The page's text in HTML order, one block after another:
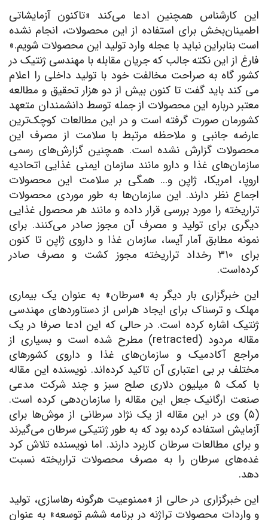
این کارشناس همچنین ادعا می‌کند «تاکنون آزمایشاتی
اطمینان‌بخش برای استفاده از این محصولات، انجام نشده
است بنابراین نباید با عجله وارد تولید این محصولات شویم.»
فارغ از این نکته جالب که جریان مقابله با مهندسی ژنتیک در
کشور گاه به صراحت مخالفت خود با تولید داخلی را اعلام
می کند باید گفت تا کنون بیش از دو هزار تحقیق و مطالعه
معتبر درباره این محصولات از جمله توسط دانشمندان متعهد
کشورمان صورت گرفته است و در این مطالعات کوچک‌ترین
عارضه جانبی و ملاحظه مرتبط با سلامت از مصرف این
محصولات گزارش نشده است. همچنین گزارش‌های رسمی
سازمان‌های غذا و دارو مانند سازمان ایمنی غذایی اتحادیه
اروپا، امریکا، ژاپن و… همگی بر سلامت این محصولات
اجماع نظر دارند. این سازمان‌ها به طور موردی محصولات
تراریخته را مورد بررسی قرار داده و مانند هر محصول غذایی
دیگری برای تولید و مصرف آن مجوز صادر می‌کنند. برای
نمونه مطابق آمار آیسا، سازمان غذا و داروی ژاپن تا کنون
برای ۳۱۰ رخداد تراریخته مجوز کشت و مصرف صادر
کرده‌است.
این خبرگزاری بار دیگر به «سرطان» به عنوان یک بیماری
مهلک و ترسناک برای ایجاد هراس از دستاوردهای مهندسی
ژنتیک اشاره کرده است. در حالی که این ادعا صرفا در یک
مقاله مردود (retracted) مطرح شده است و بسیاری از
مراجع آکادمیک و سازمان‌های غذا و داروی کشورهای
مختلف بر بی اعتباری آن تاکید کرده‌اند. نویسنده این مقاله
با کمک ۵ میلیون دلاری صلح سبز و چند شرکت مدعی
صنعت ارگانیک جعل این مقاله را سازمان‌دهی کرده است.
(۵) وی در این مقاله از یک نژاد سرطانی از موش‌ها برای
آزمایش استفاده کرده بود که به طور ژنتیکی سرطان می‌گیرند
و برای مطالعات سرطان کاربرد دارند. اما نویسنده تلاش کرد
غده‌های سرطان را به مصرف محصولات تراریخته نسبت
دهد.
این خبرگزاری در حالی از «ممنوعیت هرگونه رهاسازی، تولید
و واردات محصولات تراژنه در برنامه ششم توسعه» به عنوان